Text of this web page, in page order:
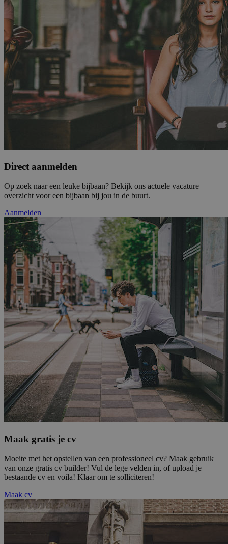
Direct aanmelden
Op zoek naar een leuke bijbaan? Bekijk ons actuele vacature
overzicht voor een bijbaan bij jou in de buurt.
Aanmelden
Maak gratis je cv
Moeite met het opstellen van een professioneel cv? Maak gebruik
van onze gratis cv builder! Vul de lege velden in, of upload je
bestaande cv en voila! Klaar om te solliciteren!
Maak cv